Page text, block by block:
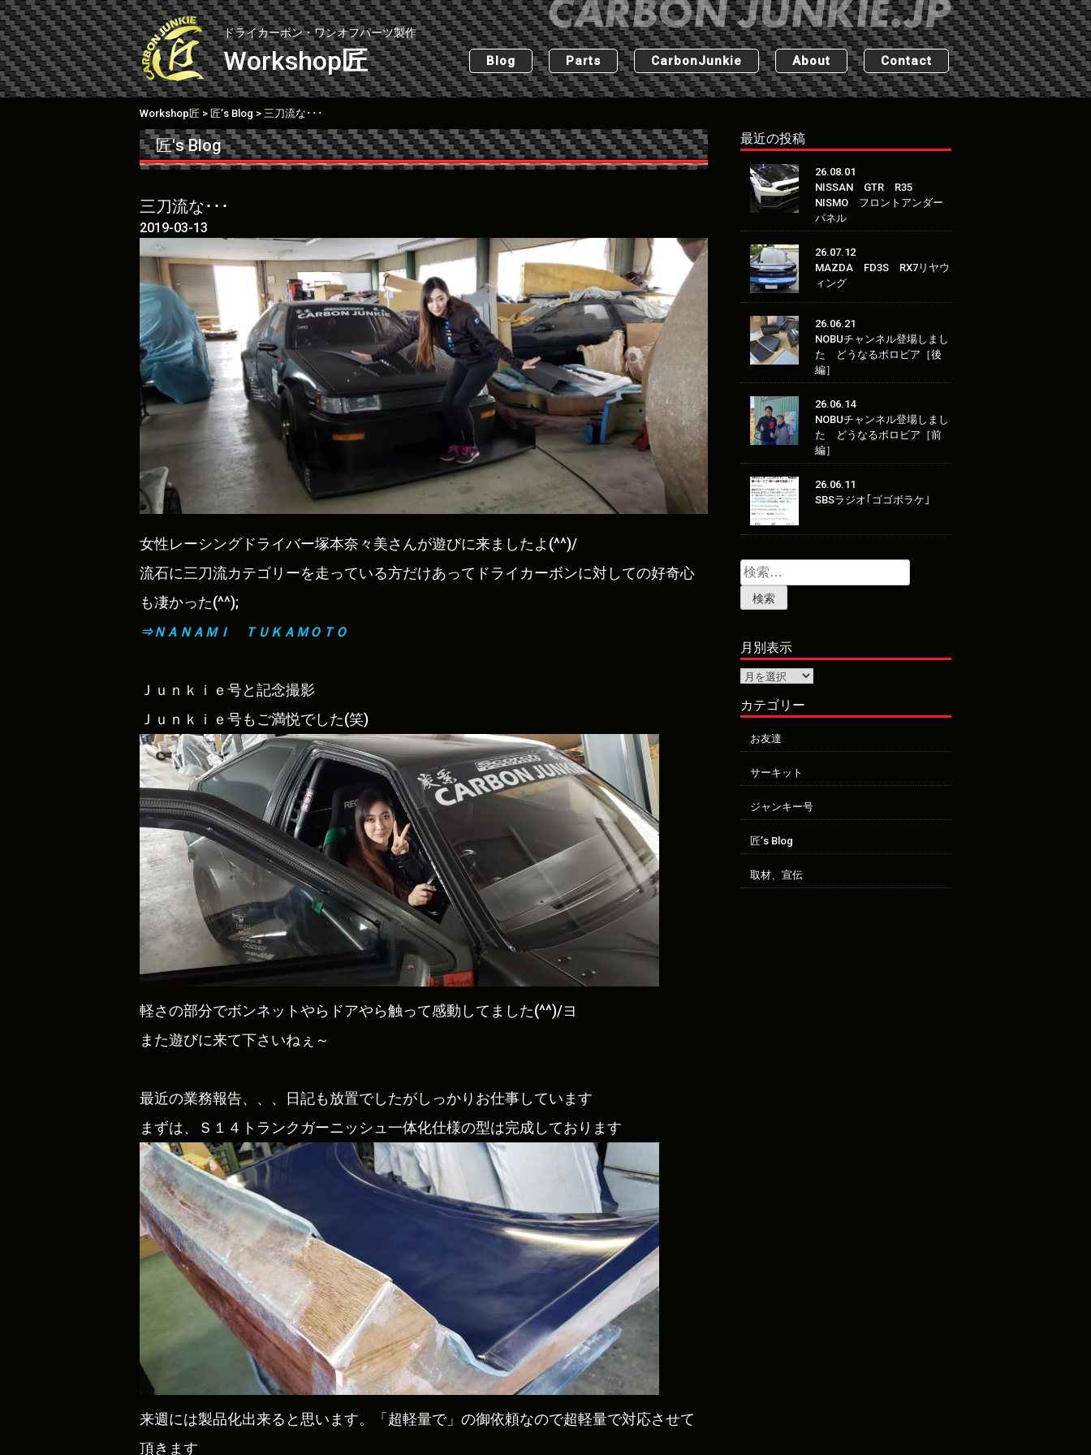
Skip
to
content
ドライカーボン・ワンオフパーツ製作
Workshop匠 Blog Parts CarbonJunkie About Contact
Workshop匠 > 匠’s Blog > 三刀流な･･･
匠's Blog
三刀流な･･･
2019-03-13
女性レーシングドライバー塚本奈々美さんが遊びに来ましたよ(^^)/
流石に三刀流カテゴリーを走っている方だけあってドライカーボンに対しての好奇心
も凄かった(^^);
⇒ＮＡＮＡＭＩ ＴＵＫＡＭＯＴＯ
Ｊｕｎｋｉｅ号と記念撮影
Ｊｕｎｋｉｅ号もご満悦でした(笑)
軽さの部分でボンネットやらドアやら触って感動してました(^^)/ヨ
また遊びに来て下さいねぇ～
最近の業務報告、、、日記も放置でしたがしっかりお仕事しています
まずは、Ｓ１４トランクガーニッシュ一体化仕様の型は完成しております
来週には製品化出来ると思います。「超軽量で」の御依頼なので超軽量で対応させて
頂きます
最近の投稿
26.08.01
NISSAN GTR R35
NISMO フロントアンダー
パネル
26.07.12
MAZDA FD3S RX7リヤウ
ィング
26.06.21
NOBUチャンネル登場しまし
た どうなるボロビア［後
編］
26.06.14
NOBUチャンネル登場しまし
た どうなるボロビア［前
編］
26.06.11
SBSラジオ｢ゴゴボラケ｣
検
索:
月別表示
月
別
示カテゴリー
お友達
サーキット
ジャンキー号
匠’s Blog
取材、宣伝